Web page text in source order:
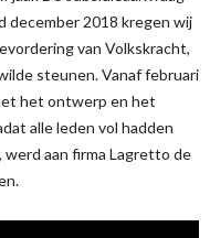
december 2018 kregen wij
van Volkskracht,
steunen. Vanaf februari
het ontwerp en het
alle leden vol hadden
aan firma Lagretto de